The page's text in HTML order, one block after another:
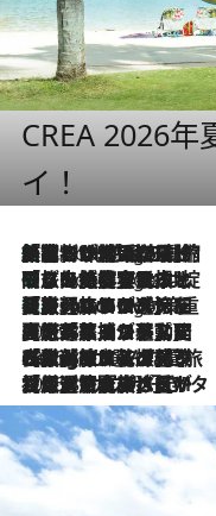
CREA 2026年
イ！
2 Hours Ago
「荷物が増えるほど旅ストレスは増す」美容ジャーナリストがたどり着いた最終結論。“化粧品を劇的に減らす”感動の凝縮美容とは
2 Hours Ago
「旅先には金髪ウィッグを持参」日本と同じメイクでは損してる!? 美容ジャーナリストが提案する“掟破りの旅美容”とは
2 Hours Ago
【厳選旅コスメ】「身軽さ＆UV対策重視！」ヘアアーティストshucoが選んだ夏旅ベストコスメを発表【Mサイズジップ】
2026.8.5
【厳選旅コスメ】国内をあちこち移動する河井菜摘が選んだ夏旅ベストコスメ発表！「リラックスアイテムはマスト」【Mサイズジップ】
2026.8.4
【厳選旅コスメ】「紫外線＆乾燥対策しながらメイク感も！」ヘア＆メイクGeorgeが選んだ夏旅ベストコスメを発表！【Mサイズジップ】
2026.8.3
【厳選旅コスメ】「保湿もタイパ重視！」“サウナ好き”タレント清水みさとが愛用する夏旅ベストコスメを発表！【Mサイズジップ】